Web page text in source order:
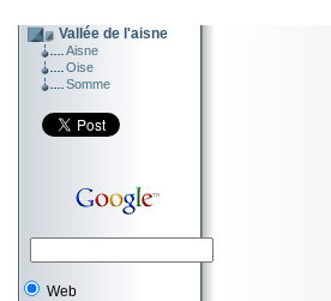
Vallée de l'aisne
Aisne
Oise
Somme
Web